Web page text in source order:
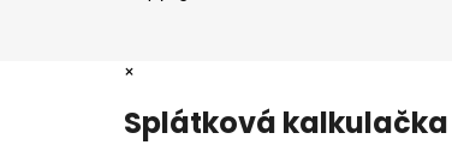
×
Splátková kalkulačka